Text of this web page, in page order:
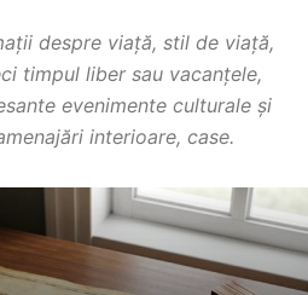
despre viață, stil de viață,
timpul liber sau vacanțele,
evenimente culturale și
interioare, case.